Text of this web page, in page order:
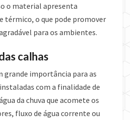
o material apresenta
térmico, o que pode promover
para os ambientes.
calhas
grande importância para as
com a finalidade de
da chuva que acomete os
fluxo de água corrente ou